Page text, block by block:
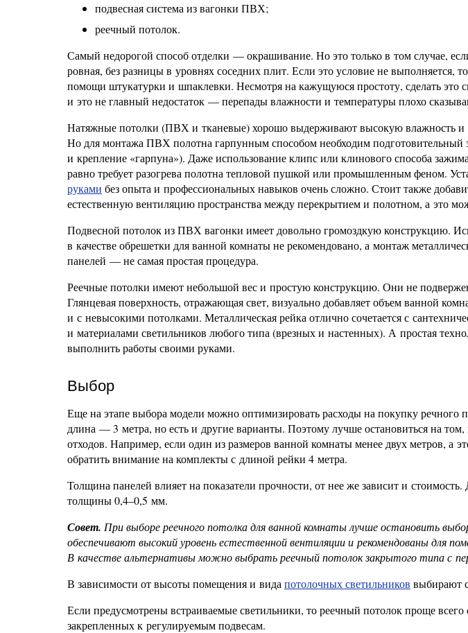
подвесная система из вагонки ПВХ;
реечный потолок.
Самый недорогой способ отделки — окрашивание. Но это только в том случае,
ровная, без разницы в уровнях соседних плит. Если это условие не выполняется,
помощи штукатурки и шпаклевки. Несмотря на кажущуюся простоту, сделать это
и это не главный недостаток — перепады влажности и температуры плохо
Натяжные потолки (ПВХ и тканевые) хорошо выдерживают высокую влажность и
Но для монтажа ПВХ полотна гарпунным способом необходим подготовительный
и крепление «гарпуна»). Даже использование клипс или клинового способа
равно требует разогрева полотна тепловой пушкой или промышленным феном.
руками без опыта и профессиональных навыков очень сложно. Стоит также
естественную вентиляцию пространства между перекрытием и полотном, а это
Подвесной потолок из ПВХ вагонки имеет довольно громоздкую конструкцию.
в качестве обрешетки для ванной комнаты не рекомендовано, а монтаж
панелей — не самая простая процедура.
Реечные потолки имеют небольшой вес и простую конструкцию. Они не
Глянцевая поверхность, отражающая свет, визуально добавляет объем ванной
и с невысокими потолками. Металлическая рейка отлично сочетается с
и материалами светильников любого типа (врезных и настенных). А простая
выполнить работы своими руками.
Выбор
Еще на этапе выбора модели можно оптимизировать расходы на покупку речного
длина — 3 метра, но есть и другие варианты. Поэтому лучше остановиться на
отходов. Например, если один из размеров ванной комнаты менее двух метров, а
обратить внимание на комплекты с длиной рейки 4 метра.
Толщина панелей влияет на показатели прочности, от нее же зависит и
толщины 0,4–0,5 мм.
Совет. При выборе реечного потолка для ванной комнаты лучше остановить
обеспечивают высокий уровень естественной вентиляции и рекомендованы для
В качестве альтернативы можно выбрать реечный потолок закрытого типа с
В зависимости от высоты помещения и вида потолочных светильников выбирают
Если предусмотрены встраиваемые светильники, то реечный потолок проще всего
закрепленных к регулируемым подвесам.